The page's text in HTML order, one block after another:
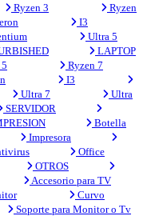
Ryzen 3
Ryzen
I3
Ultra 5
LAPTOP
Ryzen 7
I3
Ultra 7
Ultra
SERVIDOR
Botella
Impresora
Office
OTROS
Accesorio para TV
Curvo
Soporte para Monitor o Tv